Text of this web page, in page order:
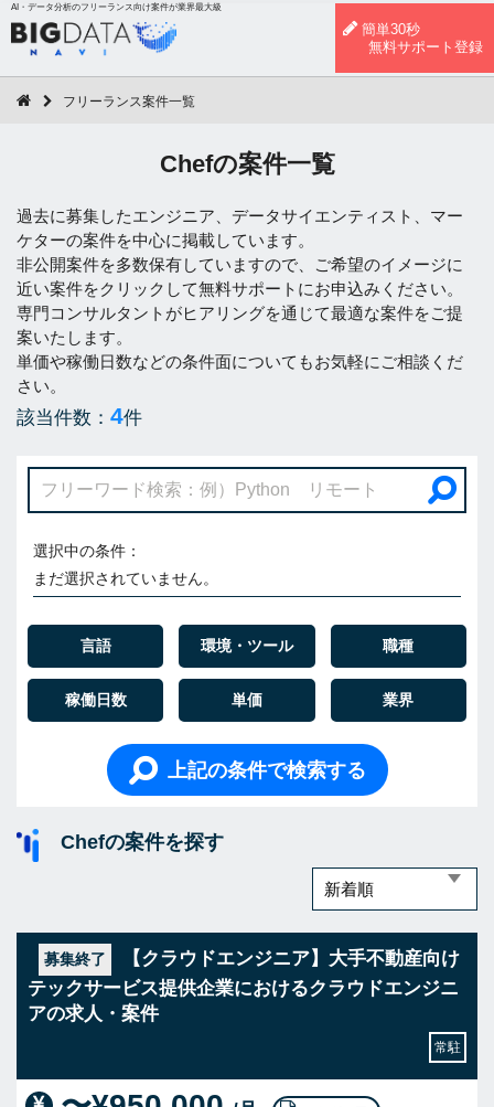
AI・データ分析のフリーランス向け案件が業界最大級
簡単30秒
無料サポート登録
フリーランス案件一覧
Chefの案件一覧
過去に募集したエンジニア、データサイエンティスト、マー
ケターの案件を中心に掲載しています。
非公開案件を多数保有していますので、ご希望のイメージに
近い案件をクリックして無料サポートにお申込みください。
専門コンサルタントがヒアリングを通じて最適な案件をご提
案いたします。
単価や稼働日数などの条件面についてもお気軽にご相談くだ
さい。
該当件数： 4件
選択中の条件：
まだ選択されていません。
言語 環境・ツール 職種
稼働日数 単価 業界
上記の条件で検索する
Chefの案件を探す
募集終了
【クラウドエンジニア】大手不動産向け
テックサービス提供企業におけるクラウドエンジニ
アの求人・案件
常駐